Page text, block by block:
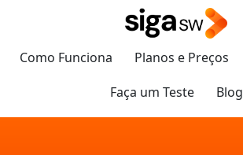
Como Funciona Planos e Preços
Faça um Teste
Blog